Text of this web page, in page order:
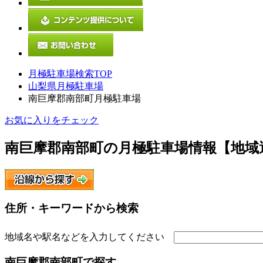
月極駐車場検索TOP
山梨県月極駐車場
南巨摩郡南部町月極駐車場
お気に入りをチェック
南巨摩郡南部町の月極駐車場情報【地域
住所・キーワードから検索
地域名や駅名などを入力してください